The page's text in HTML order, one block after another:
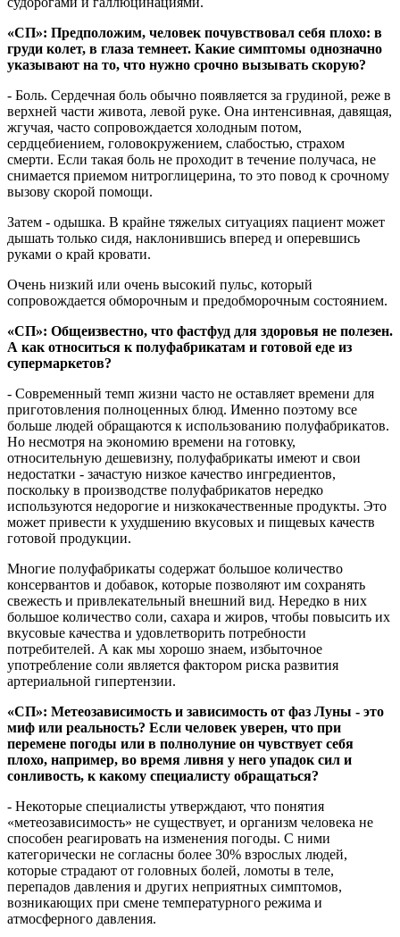
«СП»: Предположим, человек почувствовал себя плохо: в
груди колет, в глаза темнеет. Какие симптомы однозначно
указывают на то, что нужно срочно вызывать скорую?
- Боль. Сердечная боль обычно появляется за грудиной, реже в
верхней части живота, левой руке. Она интенсивная, давящая,
жгучая, часто сопровождается холодным потом,
сердцебиением, головокружением, слабостью, страхом
смерти. Если такая боль не проходит в течение получаса, не
снимается приемом нитроглицерина, то это повод к срочному
вызову скорой помощи.
Затем - одышка. В крайне тяжелых ситуациях пациент может
дышать только сидя, наклонившись вперед и оперевшись
руками о край кровати.
Очень низкий или очень высокий пульс, который
сопровождается обморочным и предобморочным состоянием.
«СП»: Общеизвестно, что фастфуд для здоровья не полезен.
А как относиться к полуфабрикатам и готовой еде из
супермаркетов?
- Современный темп жизни часто не оставляет времени для
приготовления полноценных блюд. Именно поэтому все
больше людей обращаются к использованию полуфабрикатов.
Но несмотря на экономию времени на готовку,
относительную дешевизну, полуфабрикаты имеют и свои
недостатки - зачастую низкое качество ингредиентов,
поскольку в производстве полуфабрикатов нередко
используются недорогие и низкокачественные продукты. Это
может привести к ухудшению вкусовых и пищевых качеств
готовой продукции.
Многие полуфабрикаты содержат большое количество
консервантов и добавок, которые позволяют им сохранять
свежесть и привлекательный внешний вид. Нередко в них
большое количество соли, сахара и жиров, чтобы повысить их
вкусовые качества и удовлетворить потребности
потребителей. А как мы хорошо знаем, избыточное
употребление соли является фактором риска развития
артериальной гипертензии.
«СП»: Метеозависимость и зависимость от фаз Луны - это
миф или реальность? Если человек уверен, что при
перемене погоды или в полнолуние он чувствует себя
плохо, например, во время ливня у него упадок сил и
сонливость, к какому специалисту обращаться?
- Некоторые специалисты утверждают, что понятия
«метеозависимость» не существует, и организм человека не
способен реагировать на изменения погоды. С ними
категорически не согласны более 30% взрослых людей,
которые страдают от головных болей, ломоты в теле,
перепадов давления и других неприятных симптомов,
возникающих при смене температурного режима и
атмосферного давления.